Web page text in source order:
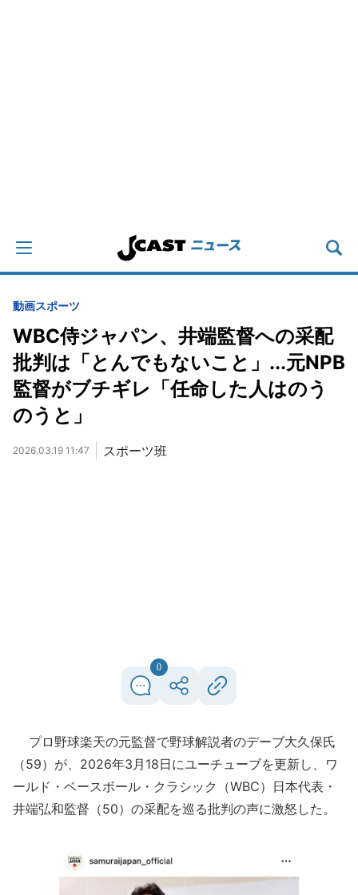
動画スポーツ
WBC侍ジャパン、井端監督への采配
批判は「とんでもないこと」...元NPB
監督がブチギレ「任命した人はのう
のうと」
2026.03.19 11:47 スポーツ班
0
プロ野球楽天の元監督で野球解説者のデーブ大久保氏
（59）が、2026年3月18日にユーチューブを更新し、ワ
ールド・ベースボール・クラシック（WBC）日本代表・
井端弘和監督（50）の采配を巡る批判の声に激怒した。